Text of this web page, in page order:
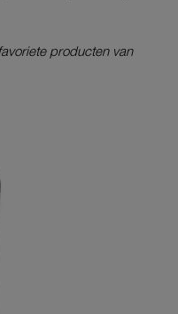
producten van